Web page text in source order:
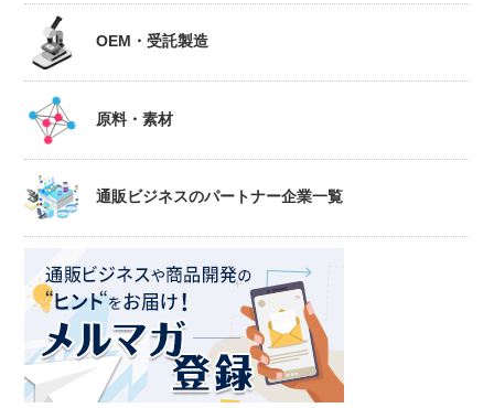
OEM・受託製造
原料・素材
通販ビジネスのパートナー企業一覧